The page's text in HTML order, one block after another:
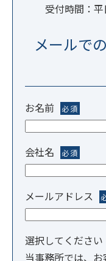
受付時間：平
メールで
お名前 必須
会社名 必須
メールアドレス
選択してください
当事務所では、